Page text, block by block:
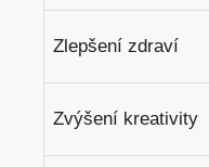
Zlepšení zdraví
Zvýšení kreativity